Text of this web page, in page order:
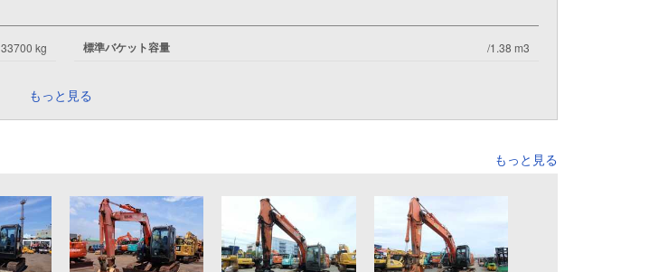
33700 kg 標準バケット容量 /1.38 m3
もっと見る
もっと見る